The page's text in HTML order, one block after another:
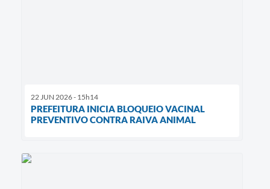
22 JUN 2026 - 15h14
PREFEITURA INICIA BLOQUEIO VACINAL
PREVENTIVO CONTRA RAIVA ANIMAL